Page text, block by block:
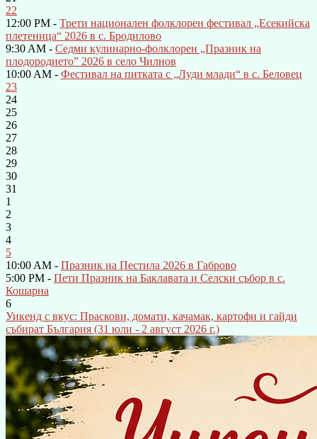
22
12:00 PM - Трети национален фолклорен фестивал „Есекийска
плетеница“ 2026 в с. Бродилово
9:30 AM - Седми кулинарно-фолклорен „Празник на
плодородието” 2026 в село Чилнов
10:00 AM - Фестивал на питката с „Луди млади“ в с. Беловец
23
24
25
26
27
28
29
30
31
1
2
3
4
5
10:00 AM - Празник на Пестила 2026 в Габрово
5:00 PM - Пети Празник на Баклавата и Селски събор в с.
Кошарна
6
Уикенд с вкус: Праскови, домати, качамак, картофи и гайди
събират България (31 юли - 2 август 2026 г.)